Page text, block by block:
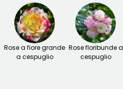
Rose a fiore grande
a cespuglio
Rose floribunde a
cespuglio